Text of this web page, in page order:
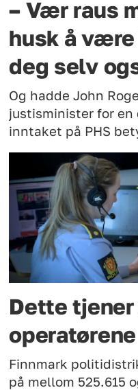
– Vær raus
husk å
deg selv
Og hadde John
justisminister for en
inntaket på PHS
Dette
operatørene
Finnmark
på mellom 525.615